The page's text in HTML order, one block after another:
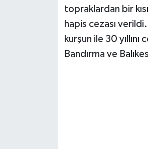
topraklardan bir
hapis cezası
kurşun ile 30
Bandırma ve